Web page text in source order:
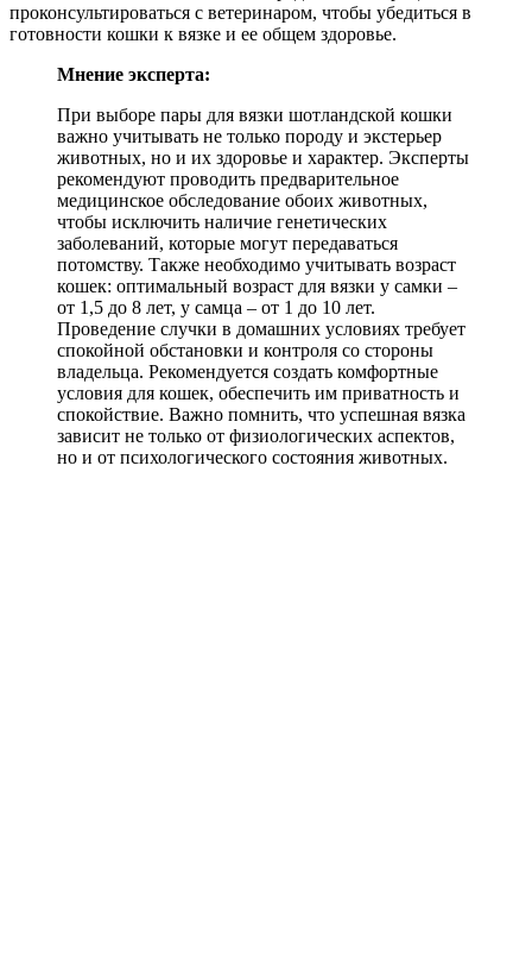
проконсультироваться с ветеринаром, чтобы убедиться в
готовности кошки к вязке и ее общем здоровье.
Мнение эксперта:
При выборе пары для вязки шотландской кошки
важно учитывать не только породу и экстерьер
животных, но и их здоровье и характер. Эксперты
рекомендуют проводить предварительное
медицинское обследование обоих животных,
чтобы исключить наличие генетических
заболеваний, которые могут передаваться
потомству. Также необходимо учитывать возраст
кошек: оптимальный возраст для вязки у самки –
от 1,5 до 8 лет, у самца – от 1 до 10 лет.
Проведение случки в домашних условиях требует
спокойной обстановки и контроля со стороны
владельца. Рекомендуется создать комфортные
условия для кошек, обеспечить им приватность и
спокойствие. Важно помнить, что успешная вязка
зависит не только от физиологических аспектов,
но и от психологического состояния животных.